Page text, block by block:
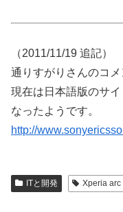
（2011/11/19 追記）
通りすがりさんのコメ
現在は日本語版のサ
なったようです。
http://
ITと開発 Xperia arc